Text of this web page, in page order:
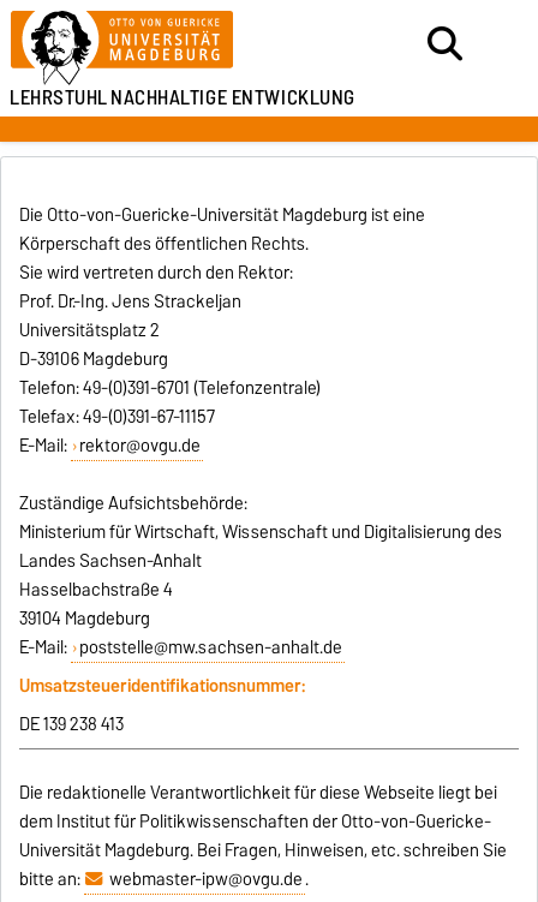
LEHRSTUHLNACHHALTIGE ENTWICKLUNG
Die Otto-von-Guericke-Universität Magdeburg ist eine
Körperschaft des öffentlichen Rechts.
Sie wird vertreten durch den Rektor:
Prof. Dr.-Ing. Jens Strackeljan
Universitätsplatz 2
D-39106 Magdeburg
Telefon: 49-(0)391-6701 (Telefonzentrale)
Telefax: 49-(0)391-67-11157
E-Mail: rektor@ovgu.de
Zuständige Aufsichtsbehörde:
Ministerium für Wirtschaft, Wissenschaft und Digitalisierung des
Landes Sachsen-Anhalt
Hasselbachstraße 4
39104 Magdeburg
E-Mail: poststelle@mw.sachsen-anhalt.de
Umsatzsteueridentifikationsnummer:
DE 139 238 413
Die redaktionelle Verantwortlichkeit für diese Webseite liegt bei
dem Institut für Politikwissenschaften der Otto-von-Guericke-
Universität Magdeburg. Bei Fragen, Hinweisen, etc. schreiben Sie
bitte an:
webmaster-ipw@ovgu.de.